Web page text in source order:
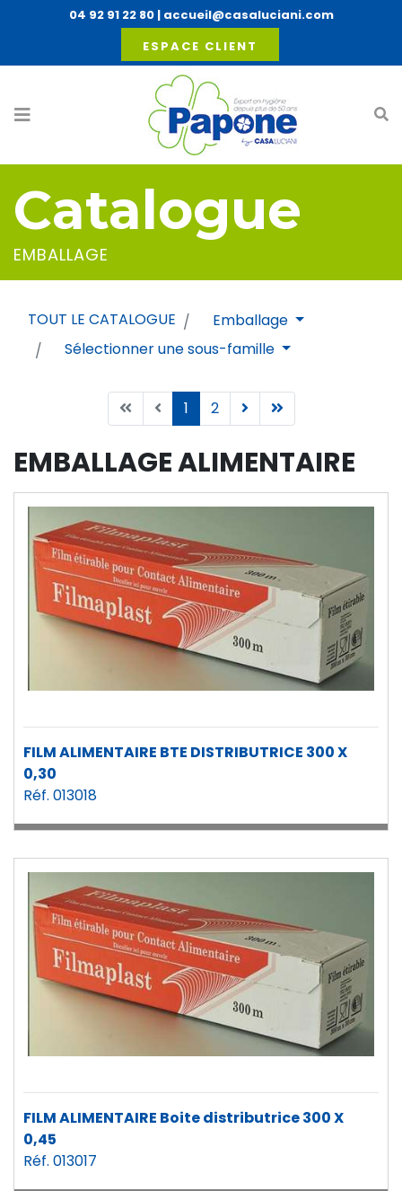
04 92 91 22 80| accueil@casaluciani.com
ESPACE CLIENT
Catalogue
EMBALLAGE
TOUT LE CATALOGUE
Emballage
Sélectionner une sous-famille
1 2
EMBALLAGE ALIMENTAIRE
FILM ALIMENTAIRE BTE DISTRIBUTRICE 300 X
0,30
Réf. 013018
FILM ALIMENTAIRE Boite distributrice 300 X
0,45
Réf. 013017